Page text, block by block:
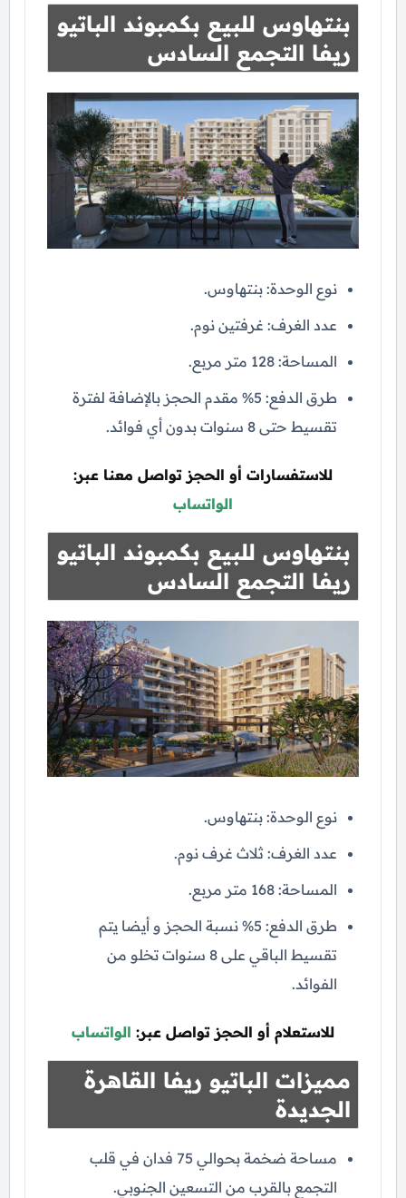
بنتهاوس للبيع بكمبوند الباتيو
ريفا التجمع السادس
نوع الوحدة: بنتهاوس.
عدد الغرف: غرفتين نوم.
المساحة: 128 متر مربع.
طرق الدفع: 5% مقدم الحجز بالإضافة لفترة
تقسيط حتى 8 سنوات بدون أي فوائد.
للاستفسارات أو الحجز تواصل معنا عبر:
الواتساب
بنتهاوس للبيع بكمبوند الباتيو
ريفا التجمع السادس
نوع الوحدة: بنتهاوس.
عدد الغرف: ثلاث غرف نوم.
المساحة: 168 متر مربع.
طرق الدفع: 5% نسبة الحجز و أيضا يتم
تقسيط الباقي على 8 سنوات تخلو من
الفوائد.
للاستعلام أو الحجز تواصل عبر: الواتساب
مميزات الباتيو ريفا القاهرة
الجديدة
مساحة ضخمة بحوالي 75 فدان في قلب
التجمع بالقرب من التسعين الجنوبي.